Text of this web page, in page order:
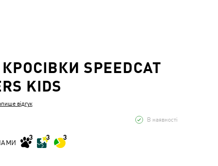
SPEEDCAT
KIDS
відгук
В наявності